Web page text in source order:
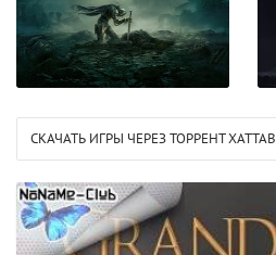
СКАЧАТЬ ИГРЫ ЧЕРЕЗ ТОРРЕНТ XATTAB